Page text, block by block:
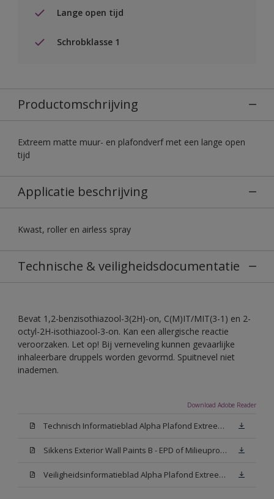
Lange open tijd
Schrobklasse 1
Productomschrijving
Extreem matte muur- en plafondverf met een lange open
tijd
Applicatie beschrijving
Kwast, roller en airless spray
Technische & veiligheidsdocumentatie
Bevat 1,2-benzisothiazool-3(2H)-on, C(M)IT/MIT(3-1) en 2-
octyl-2H-isothiazool-3-on. Kan een allergische reactie
veroorzaken. Let op! Bij verneveling kunnen gevaarlijke
inhaleerbare druppels worden gevormd. Spuitnevel niet
inademen.
Download Adobe Reader
Technisch Informatieblad Alpha Plafond Extreem Mat (PDF)
Sikkens Exterior Wall Paints B - EPD of Milieuproductverklaring
Veiligheidsinformatieblad Alpha Plafond Extreem Mat White W05 (MSDS)